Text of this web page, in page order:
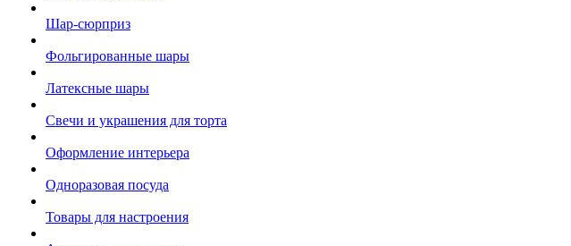
Шар-сюрприз
Фольгированные шары
Латексные шары
Свечи и украшения для торта
Оформление интерьера
Одноразовая посуда
Товары для настроения